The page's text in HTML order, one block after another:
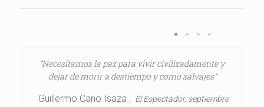
“Necesitamos la paz para vivir civilizadamente y
dejar de morir a destiempo y como salvajes”
Guillermo Cano Isaza , El Espectador, septiembre